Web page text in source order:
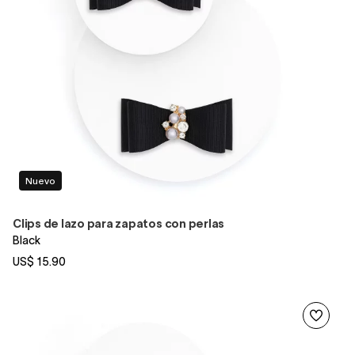
Nuevo
Clips de lazo para zapatos con perlas
Black
US$ 15.90